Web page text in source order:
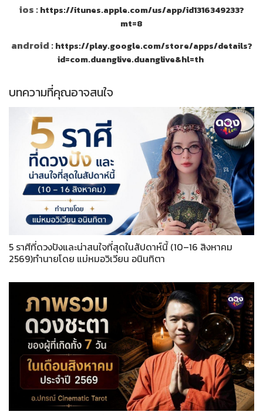
ios :https://itunes.apple.com/us/app/id1316349233?
mt=8
android :https://play.google.com/store/apps/details?
id=com.duanglive.duanglive&hl=th
บทความที่คุณอาจสนใจ
5 ราศีที่ดวงปังและน่าสนใจที่สุดในสัปดาห์นี้ (10–16 สิงหาคม
2569)ทำนายโดย แม่หมอวิเวียน อนินทิตา